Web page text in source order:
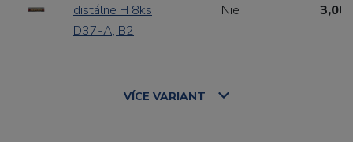
distálne H 8ks
D37-A, B2
Nie 3,00
VÍCE VARIANT